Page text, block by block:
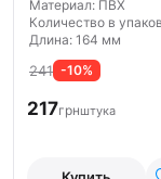
Материал: ПВХ
Количество в
Длина: 164 мм
241 -10%
217грнштука